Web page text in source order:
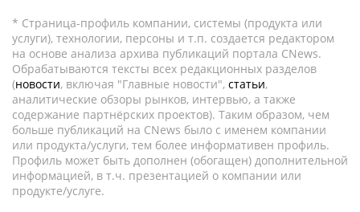
* Страница-профиль компании, системы (продукта или
услуги), технологии, персоны и т.п. создается редактором
на основе анализа архива публикаций портала CNews.
Обрабатываются тексты всех редакционных разделов
(новости, включая "Главные новости", статьи,
аналитические обзоры рынков, интервью, а также
содержание партнёрских проектов). Таким образом, чем
больше публикаций на CNews было с именем компании
или продукта/услуги, тем более информативен профиль.
Профиль может быть дополнен (обогащен) дополнительной
информацией, в т.ч. презентацией о компании или
продукте/услуге.